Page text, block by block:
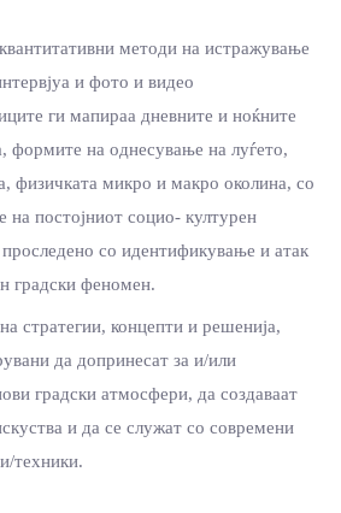
методи на истражување
и фото и видео
ги мапираа дневните и ноќните
формите на однесување на луѓето,
физичката микро и макро околина, со
на постојниот социо- културен
со идентификување и атак
градски феномен.
стратегии, концепти и решенија,
да допринесат за и/или
градски атмосфери, да создаваат
и да се служат со современи
техники.